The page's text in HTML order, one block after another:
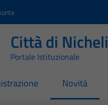
Città di
Portale Istituzionale
Novità